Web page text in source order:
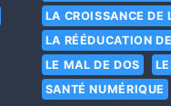
LA CROISSANCE DE
LA RÉÉDUCATION
LE MAL DE DOS
SANTÉ NUMÉRIQUE